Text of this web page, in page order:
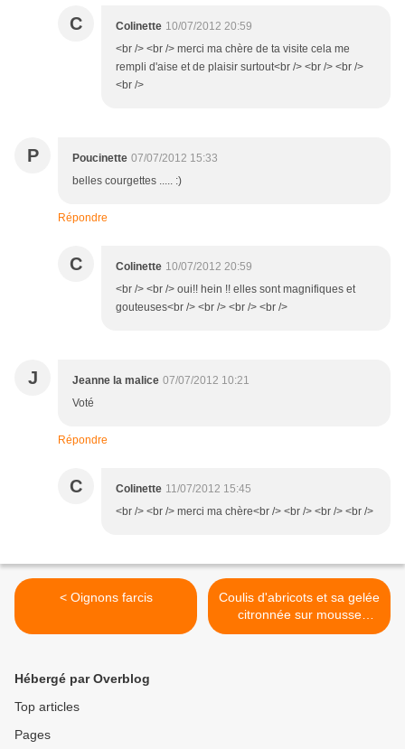
C Colinette 10/07/2012 20:59
<br /> <br /> merci ma chère de ta visite cela me
rempli d'aise et de plaisir surtout<br /> <br /> <br />
<br />
P Poucinette 07/07/2012 15:33
belles courgettes ..... :)
Répondre
C Colinette 10/07/2012 20:59
<br /> <br /> oui!! hein !! elles sont magnifiques et
gouteuses<br /> <br /> <br /> <br />
J Jeanne la malice 07/07/2012 10:21
Voté
Répondre
C Colinette 11/07/2012 15:45
<br /> <br /> merci ma chère<br /> <br /> <br /> <br />
< Oignons farcis
Coulis d'abricots et sa gelée
citronnée sur mousse
mascarpone >
Hébergé par Overblog
Top articles
Pages